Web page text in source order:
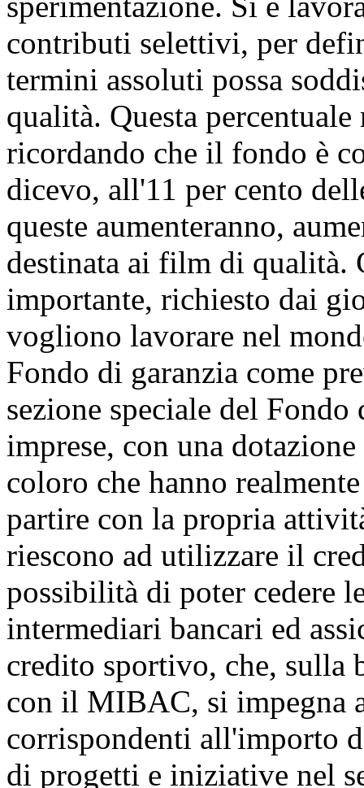
contributi selettivi, per
termini assoluti possa
qualità. Questa
ricordando che il fondo è
dicevo, all'11 per cento
queste aumenteranno,
destinata ai film di qualità.
importante, richiesto dai
vogliono lavorare nel
Fondo di garanzia come
sezione speciale del
imprese, con una
coloro che hanno
partire con la propria
riescono ad utilizzare il
possibilità di poter cedere
intermediari bancari ed
credito sportivo, che, sulla
con il MIBAC, si impegna
corrispondenti all'importo
di progetti e iniziative nel